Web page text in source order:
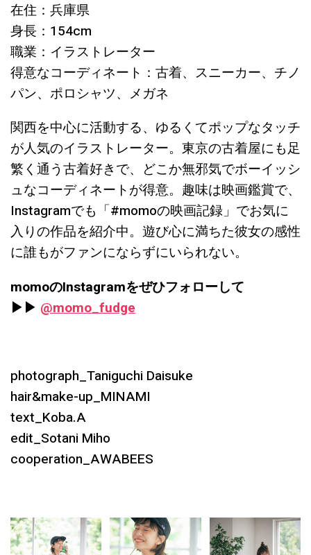
在住：兵庫県
身長：154cm
職業：イラストレーター
得意なコーディネート：古着、スニーカー、チノ
パン、ポロシャツ、メガネ
関西を中心に活動する、ゆるくてポップなタッチ
が人気のイラストレーター。東京の古着屋にも足
繁く通う古着好きで、どこか無邪気でボーイッシ
ュなコーディネートが得意。趣味は映画鑑賞で、
Instagramでも「#momoの映画記録」でお気に
入りの作品を紹介中。遊び心に満ちた彼女の感性
に誰もがファンにならずにいられない。
momoのInstagramをぜひフォローして
▶︎▶︎ @momo_fudge
photograph_Taniguchi Daisuke
hair&make-up_MINAMI
text_Koba.A
edit_Sotani Miho
cooperation_AWABEES